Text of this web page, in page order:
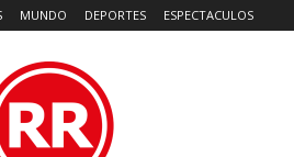
MUNDO DEPORTES ESPECTACULOS